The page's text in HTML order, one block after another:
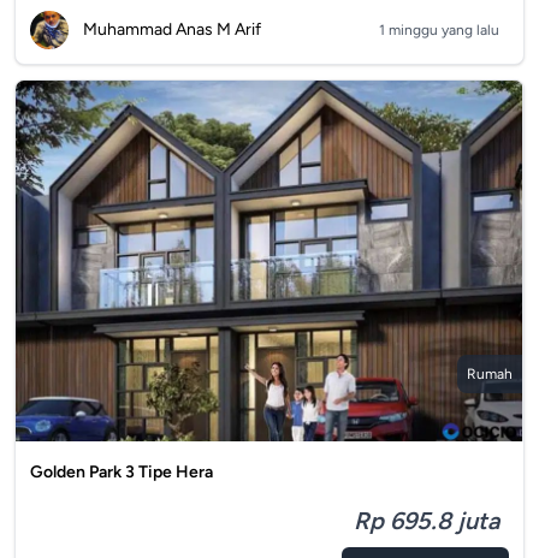
Muhammad Anas M Arif 1 minggu yang lalu
Rumah
Golden Park 3 Tipe Hera
Rp 695.8 juta